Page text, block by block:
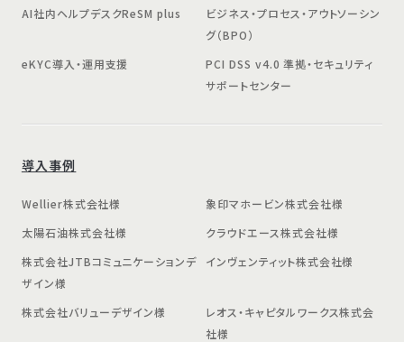
AI社内ヘルプデスクReSM plus
ビジネス・プロセス・アウトソーシン
グ（BPO）
eKYC導入・運用支援
PCI DSS v4.0 準拠・セキュリティ
サポートセンター
導入事例
Wellier株式会社様
象印マホービン株式会社様
太陽石油株式会社様
クラウドエース株式会社様
株式会社JTBコミュニケーションデ
ザイン様
インヴェンティット株式会社様
株式会社バリューデザイン様
レオス・キャピタルワークス株式会
社様